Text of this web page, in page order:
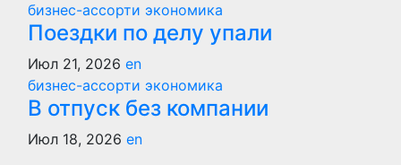
бизнес-ассорти экономика
Поездки по делу упали
Июл 21, 2026 en
бизнес-ассорти экономика
В отпуск без компании
Июл 18, 2026 en